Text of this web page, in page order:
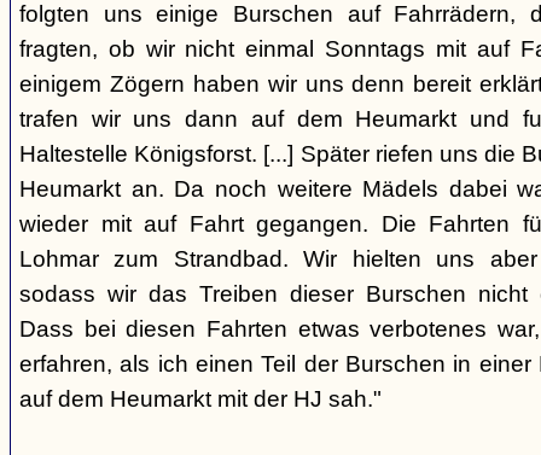
folgten uns einige Burschen auf Fahrrädern,
fragten, ob wir nicht einmal Sonntags mit auf
einigem Zögern haben wir uns denn bereit
trafen wir uns dann auf dem Heumarkt und
Haltestelle Königsforst. [...] Später riefen uns die
Heumarkt an. Da noch weitere Mädels dabei
wieder mit auf Fahrt gegangen. Die Fahrten
Lohmar zum Strandbad. Wir hielten uns
sodass wir das Treiben dieser Burschen nicht
Dass bei diesen Fahrten etwas verbotenes
erfahren, als ich einen Teil der Burschen in
auf dem Heumarkt mit der HJ sah."